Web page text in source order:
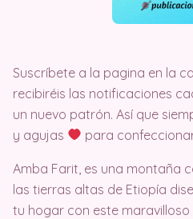
Suscríbete a la pagina en la
recibiréis las notificaciones
un nuevo patrón. Así que
y agujas
para
Amba Farit, es una montaña
las tierras altas de Etiopía
tu hogar con este